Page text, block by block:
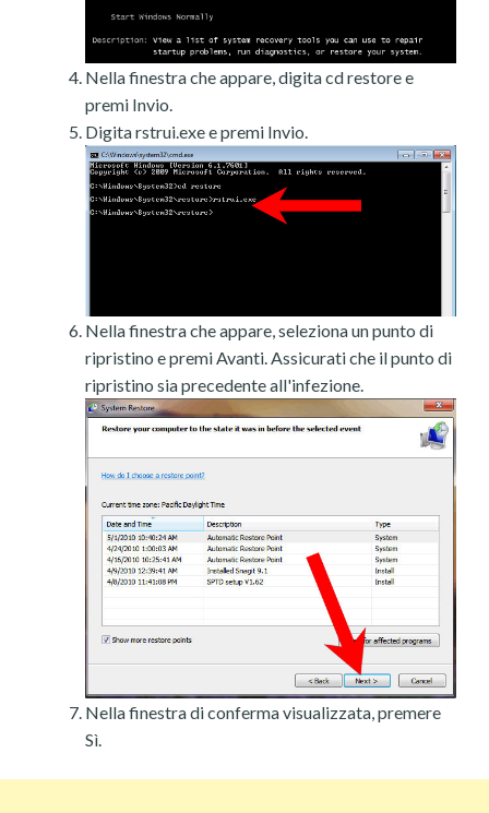
Nella finestra che appare, digita cd restore e
premi Invio.
Digita rstrui.exe e premi Invio.
Nella finestra che appare, seleziona un punto di
ripristino e premi Avanti. Assicurati che il punto di
ripristino sia precedente all'infezione.
Nella finestra di conferma visualizzata, premere
Sì.